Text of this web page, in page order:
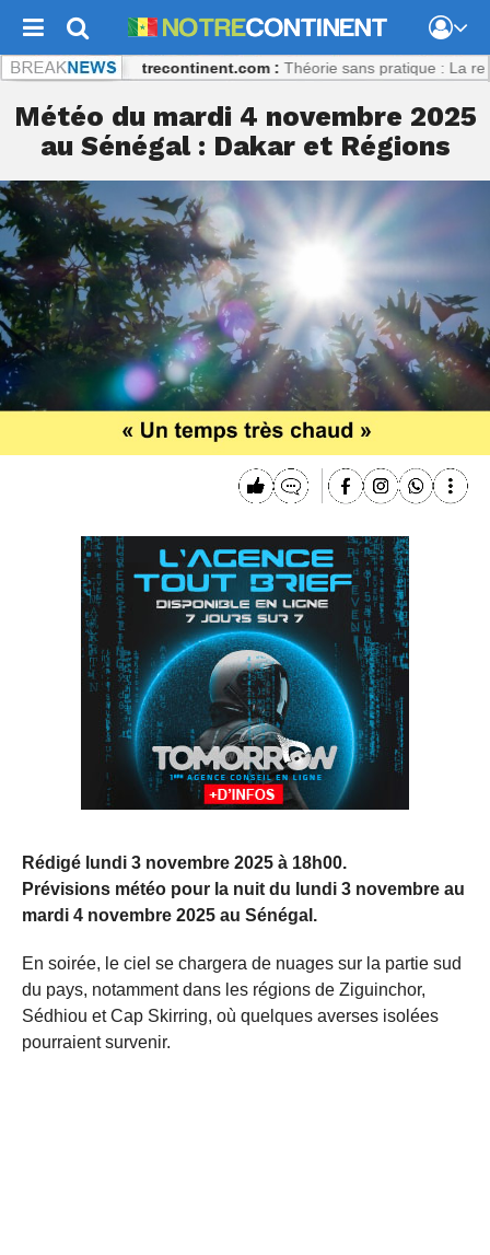
Coulibaly Notrecontinent.com : Théorie sans pratique : La recette
Météo du mardi 4 novembre 2025
au Sénégal : Dakar et Régions
Rédigé lundi 3 novembre 2025 à 18h00.
Prévisions météo pour la nuit du lundi 3 novembre au
mardi 4 novembre 2025 au Sénégal.
En soirée, le ciel se chargera de nuages sur la partie sud
du pays, notamment dans les régions de Ziguinchor,
Sédhiou et Cap Skirring, où quelques averses isolées
pourraient survenir.